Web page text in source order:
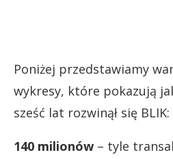
Poniżej przedstawiamy
wykresy, które pokazują
sześć lat rozwinął się BLIK:
140 milionów – tyle